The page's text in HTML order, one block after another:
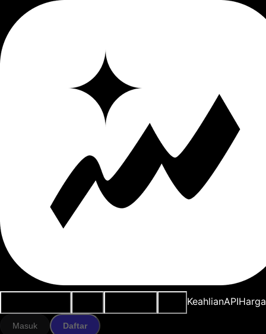
KeahlianAPIHarga
Masuk Daftar